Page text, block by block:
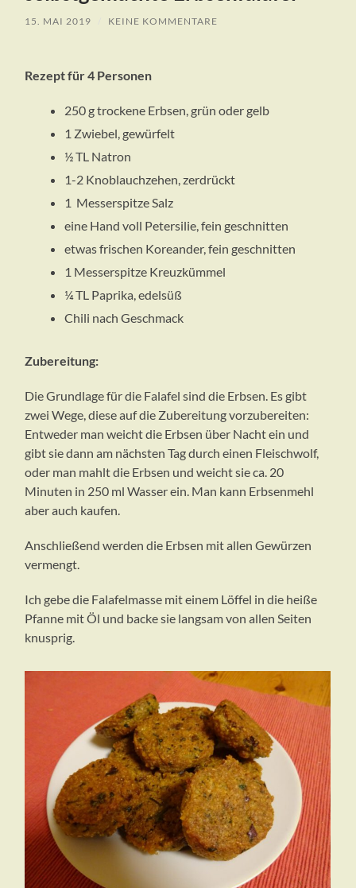
15. MAI 2019 KEINE KOMMENTARE
Rezept für 4 Personen
250 g trockene Erbsen, grün oder gelb
1 Zwiebel, gewürfelt
½ TL Natron
1-2 Knoblauchzehen, zerdrückt
1 Messerspitze Salz
eine Hand voll Petersilie, fein geschnitten
etwas frischen Koreander, fein geschnitten
1 Messerspitze Kreuzkümmel
¼ TL Paprika, edelsüß
Chili nach Geschmack
Zubereitung:
Die Grundlage für die Falafel sind die Erbsen. Es gibt
zwei Wege, diese auf die Zubereitung vorzubereiten:
Entweder man weicht die Erbsen über Nacht ein und
gibt sie dann am nächsten Tag durch einen Fleischwolf,
oder man mahlt die Erbsen und weicht sie ca. 20
Minuten in 250 ml Wasser ein. Man kann Erbsenmehl
aber auch kaufen.
Anschließend werden die Erbsen mit allen Gewürzen
vermengt.
Ich gebe die Falafelmasse mit einem Löffel in die heiße
Pfanne mit Öl und backe sie langsam von allen Seiten
knusprig.